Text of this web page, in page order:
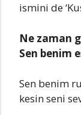
ismini de
Ne zaman
Sen benim
Sen benim
kesin seni